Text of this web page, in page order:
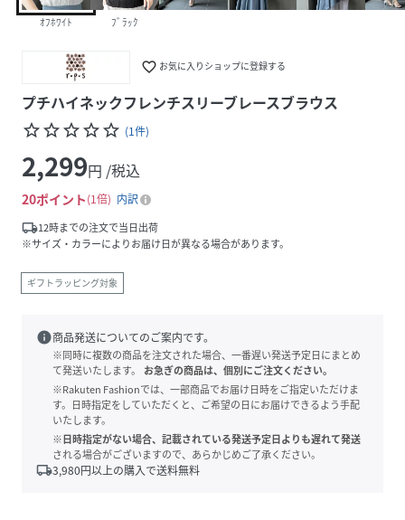
ｵﾌﾎﾜｲﾄ ﾌﾞﾗｯｸ
favorite_border お気に入りショップに登録する
プチハイネックフレンチスリーブレースブラウス
star_borderstar_borderstar_borderstar_borderstar_border (1件)
2,299円 /税込
20ポイント 1倍
内訳
local_shipping12時までの注文で当日出荷
※サイズ・カラーによりお届け日が異なる場合があります。
ギフトラッピング対象
info商品発送についてのご案内です。
※同時に複数の商品を注文された場合、一番遅い発送予定日にまとめ
て発送いたします。
お急ぎの商品は、個別にご注文ください。
※Rakuten Fashionでは、一部商品でお届け日時をご指定いただけま
す。日時指定をしていただくと、ご希望の日にお届けできるよう手配
いたします。
※日時指定がない場合、記載されている発送予定日よりも遅れて発送
される場合がございますので、あらかじめご了承ください。
local_shipping3,980円以上の購入で送料無料